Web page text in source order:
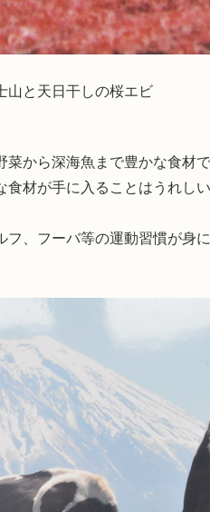
山と天日干しの桜エビ
から深海魚まで豊かな食材
材が手に入ることはうれし
、フーバ等の運動習慣が身